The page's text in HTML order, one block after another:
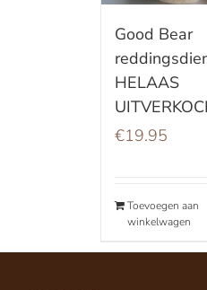
Good Bear
HELAAS
€19.95
Toevoegen aan
winkelwagen